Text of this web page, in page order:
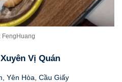
FengHuang
Vị Quán
Yên Hòa, Cầu Giấy